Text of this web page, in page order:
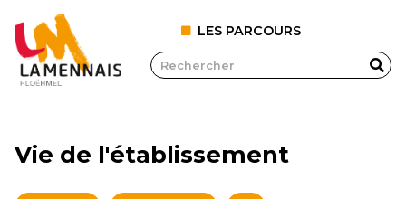
LES PARCOURS
Vie de l'établissement